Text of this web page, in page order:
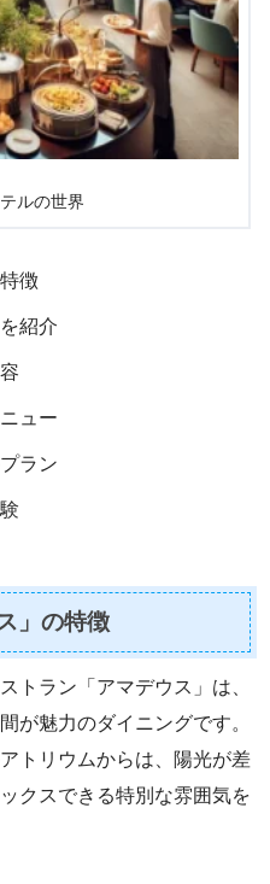
ルの世界
徴
紹介
ュー
ラン
」の特徴
トラン「アマデウス」は、
が魅力のダイニングです。
トリウムからは、陽光が差
クスできる特別な雰囲気を